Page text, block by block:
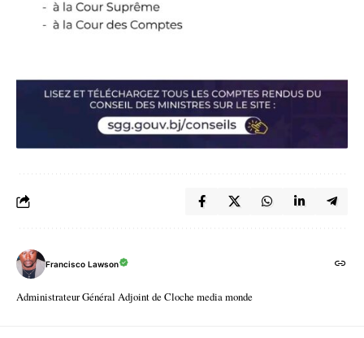
Francisco Lawson
Administrateur Général Adjoint de Cloche media monde